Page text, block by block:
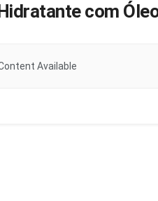
com
Available